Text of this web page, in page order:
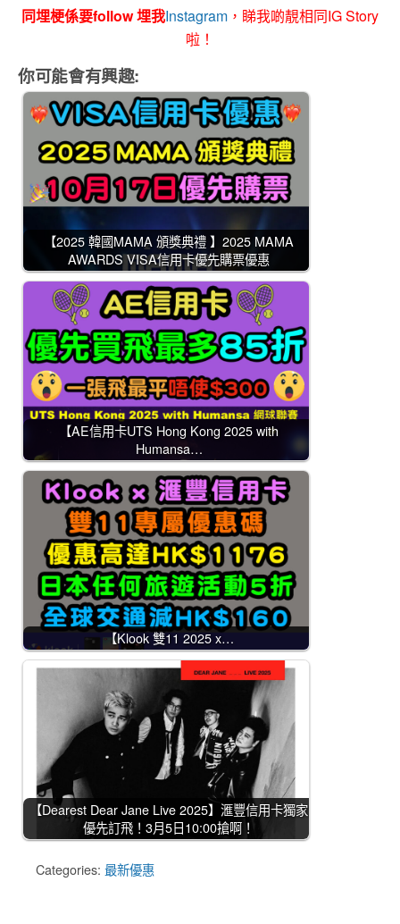
同埋梗係要follow 埋我Instagram ，睇我啲靚相同IG Story
啦！
你可能會有興趣:
【2025 韓國MAMA 頒獎典禮 】2025 MAMA
AWARDS VISA信用卡優先購票優惠
【AE信用卡UTS Hong Kong 2025 with
Humansa…
【Klook 雙11 2025 x…
【Dearest Dear Jane Live 2025】滙豐信用卡獨家
優先訂飛！3月5日10:00搶啊！
Categories: 最新優惠